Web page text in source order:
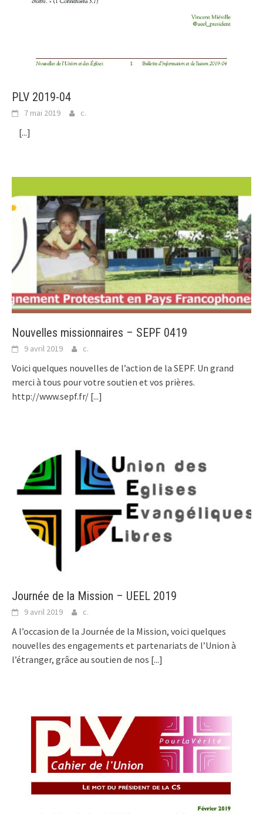
PLV 2019-04
7 mai 2019 c.
[...]
Nouvelles missionnaires – SEPF 0419
9 avril 2019 c.
Voici quelques nouvelles de l’action de la SEPF. Un grand
merci à tous pour votre soutien et vos prières.
http://www.sepf.fr/ [...]
Journée de la Mission – UEEL 2019
9 avril 2019 c.
A l’occasion de la Journée de la Mission, voici quelques
nouvelles des engagements et partenariats de l’Union à
l’étranger, grâce au soutien de nos [...]